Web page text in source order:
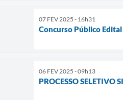
07 FEV 2025 - 16h31
Concurso Público
06 FEV 2025 - 09h13
PROCESSO SELETIVO